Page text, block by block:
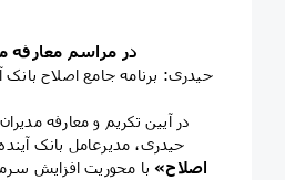
در مراسم معارفه
حیدری: برنامه جامع اصلاح بانک
در آیین تکریم و معارفه
حیدری، مدیرعامل بانک
اصلاح» با محوریت افزایش